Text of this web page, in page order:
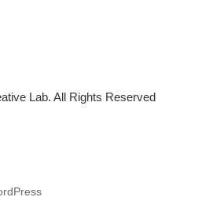
Lab. All Rights Reserved